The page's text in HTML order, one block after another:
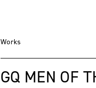
Works
GQ MEN OF